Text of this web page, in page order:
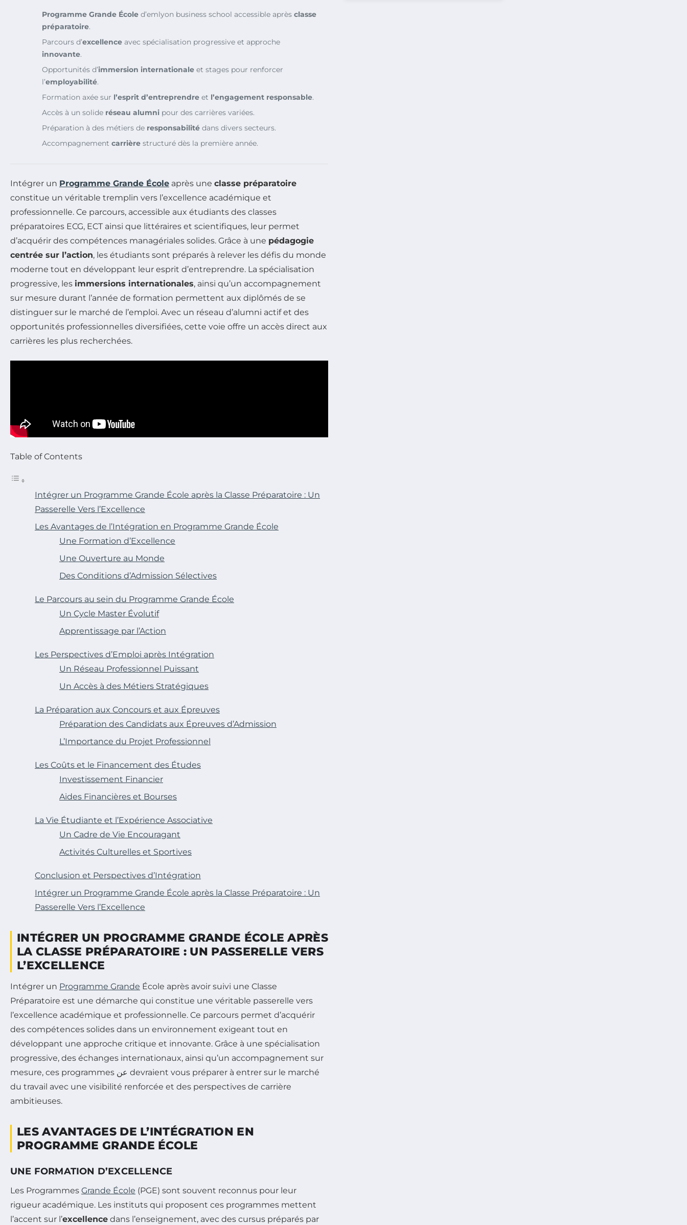
Programme Grande École d’emlyon business school accessible après classe
préparatoire.
Parcours d’excellence avec spécialisation progressive et approche
innovante.
Opportunités d’immersion internationale et stages pour renforcer
l’employabilité.
Formation axée sur l’esprit d’entreprendre et l’engagement responsable.
Accès à un solide réseau alumni pour des carrières variées.
Préparation à des métiers de responsabilité dans divers secteurs.
Accompagnement carrière structuré dès la première année.
Intégrer un Programme Grande École après une classe préparatoire
constitue un véritable tremplin vers l’excellence académique et
professionnelle. Ce parcours, accessible aux étudiants des classes
préparatoires ECG, ECT ainsi que littéraires et scientifiques, leur permet
d’acquérir des compétences managériales solides. Grâce à une pédagogie
centrée sur l’action, les étudiants sont préparés à relever les défis du monde
moderne tout en développant leur esprit d’entreprendre. La spécialisation
progressive, les immersions internationales, ainsi qu’un accompagnement
sur mesure durant l’année de formation permettent aux diplômés de se
distinguer sur le marché de l’emploi. Avec un réseau d’alumni actif et des
opportunités professionnelles diversifiées, cette voie offre un accès direct aux
carrières les plus recherchées.
Table of Contents
Intégrer un Programme Grande École après la Classe Préparatoire : Un
Passerelle Vers l’Excellence
Les Avantages de l’Intégration en Programme Grande École
Une Formation d’Excellence
Une Ouverture au Monde
Des Conditions d’Admission Sélectives
Le Parcours au sein du Programme Grande École
Un Cycle Master Évolutif
Apprentissage par l’Action
Les Perspectives d’Emploi après Intégration
Un Réseau Professionnel Puissant
Un Accès à des Métiers Stratégiques
La Préparation aux Concours et aux Épreuves
Préparation des Candidats aux Épreuves d’Admission
L’Importance du Projet Professionnel
Les Coûts et le Financement des Études
Investissement Financier
Aides Financières et Bourses
La Vie Étudiante et l’Expérience Associative
Un Cadre de Vie Encouragant
Activités Culturelles et Sportives
Conclusion et Perspectives d’Intégration
Intégrer un Programme Grande École après la Classe Préparatoire : Un
Passerelle Vers l’Excellence
INTÉGRER UN PROGRAMME GRANDE ÉCOLE APRÈS
LA CLASSE PRÉPARATOIRE : UN PASSERELLE VERS
L’EXCELLENCE
Intégrer un Programme Grande École après avoir suivi une Classe
Préparatoire est une démarche qui constitue une véritable passerelle vers
l’excellence académique et professionnelle. Ce parcours permet d’acquérir
des compétences solides dans un environnement exigeant tout en
développant une approche critique et innovante. Grâce à une spécialisation
progressive, des échanges internationaux, ainsi qu’un accompagnement sur
mesure, ces programmes عن devraient vous préparer à entrer sur le marché
du travail avec une visibilité renforcée et des perspectives de carrière
ambitieuses.
LES AVANTAGES DE L’INTÉGRATION EN
PROGRAMME GRANDE ÉCOLE
UNE FORMATION D’EXCELLENCE
Les Programmes Grande École (PGE) sont souvent reconnus pour leur
rigueur académique. Les instituts qui proposent ces programmes mettent
l’accent sur l’excellence dans l’enseignement, avec des cursus préparés par